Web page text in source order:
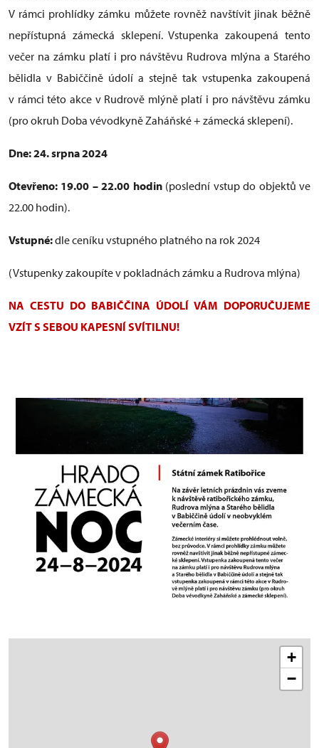
V rámci prohlídky zámku můžete rovněž navštívit jinak běžně
nepřístupná zámecká sklepení. Vstupenka zakoupená tento
večer na zámku platí i pro návštěvu Rudrova mlýna a Starého
bělidla v Babiččině údolí a stejně tak vstupenka zakoupená
v rámci této akce v Rudrově mlýně platí i pro návštěvu zámku
(pro okruh Doba vévodkyně Zaháňské + zámecká sklepení).
Dne: 24. srpna 2024
Otevřeno: 19.00 – 22.00 hodin (poslední vstup do objektů ve
22.00 hodin).
Vstupné:dle ceníku vstupného platného na rok 2024
(Vstupenky zakoupíte v pokladnách zámku a Rudrova mlýna)
NA CESTU DO BABIČČINA ÚDOLÍ VÁM DOPORUČUJEME
VZÍT S SEBOU KAPESNÍ SVÍTILNU!
+
−